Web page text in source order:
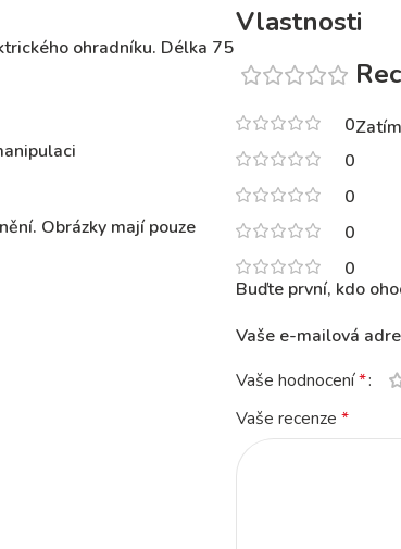
ohradníku. Délka 75
Obrázky mají pouze
Vlastnosti
0
0
0
0
0
Buďte první, kdo
Vaše e-mailová
Vaše hodnocení*
Vaše recenze *